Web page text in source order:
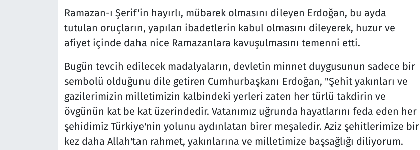
Ramazan-ı Şerif'in hayırlı, mübarek olmasını dileyen Erdoğan, bu ayda
tutulan oruçların, yapılan ibadetlerin kabul olmasını dileyerek, huzur ve
afiyet içinde daha nice Ramazanlara kavuşulmasını temenni etti.
Bugün tevcih edilecek madalyaların, devletin minnet duygusunun sadece bir
sembolü olduğunu dile getiren Cumhurbaşkanı Erdoğan, "Şehit yakınları ve
gazilerimizin milletimizin kalbindeki yerleri zaten her türlü takdirin ve
övgünün kat be kat üzerindedir. Vatanımız uğrunda hayatlarını feda eden her
şehidimiz Türkiye'nin yolunu aydınlatan birer meşaledir. Aziz şehitlerimize bir
kez daha Allah'tan rahmet, yakınlarına ve milletimize başsağlığı diliyorum.